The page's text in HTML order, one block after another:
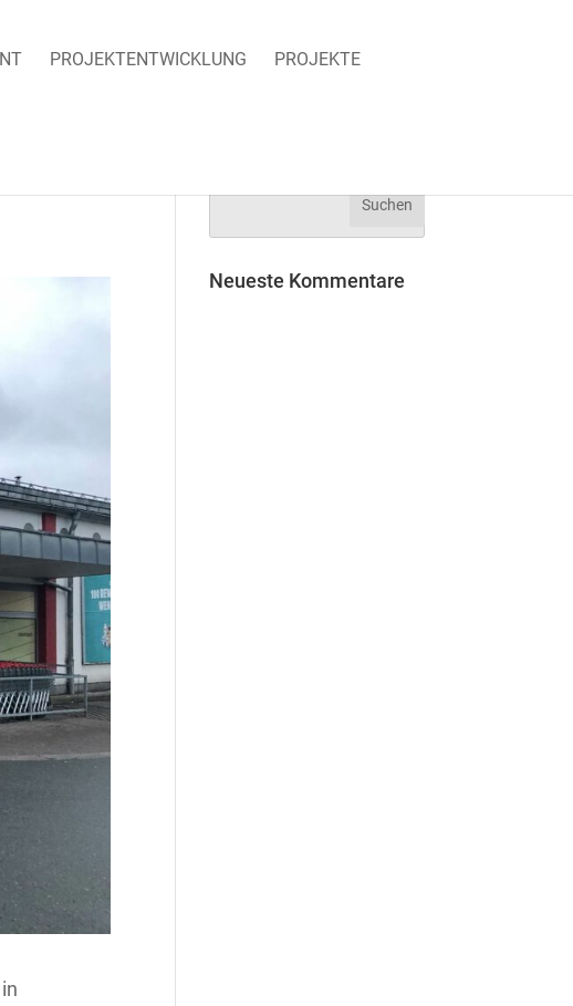
PROJEKT­ENTWICKLUNG PROJEKTE
Neueste Kommentare